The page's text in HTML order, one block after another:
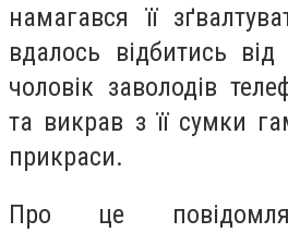
намагався її
вдалось відбитись
чоловік заволодів
та викрав з її сумки
прикраси.
Про це